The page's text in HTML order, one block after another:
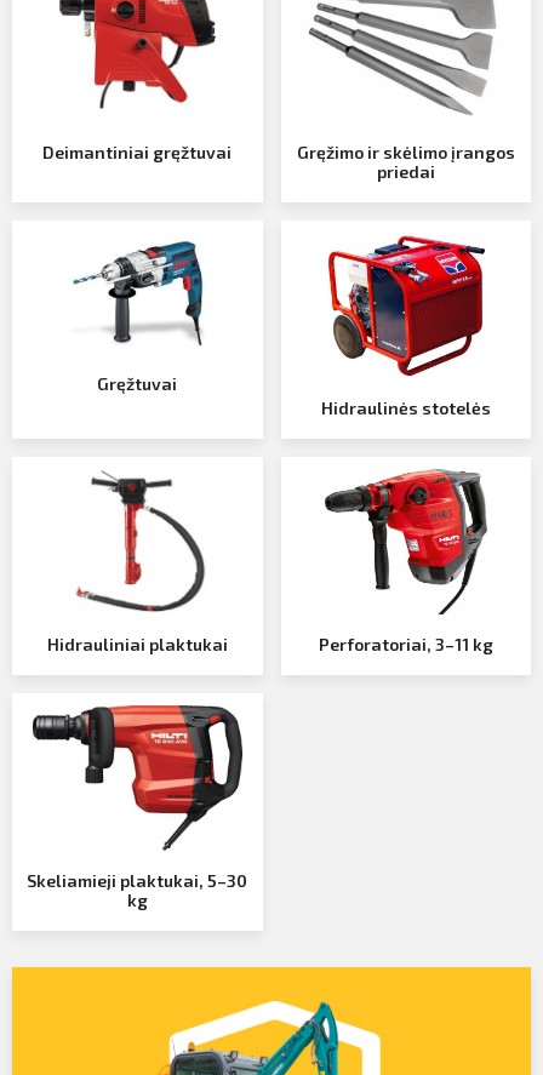
Kontaktai
SIŲSTI
Deimantiniai gręžtuvai
Gręžimo ir skėlimo įrangos
priedai
Gręžtuvai
Hidraulinės stotelės
Hidrauliniai plaktukai Perforatoriai, 3–11 kg
Skeliamieji plaktukai, 5–30
kg